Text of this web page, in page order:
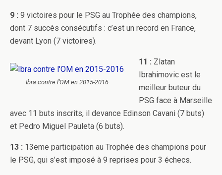
9 : 9 victoires pour le PSG au Trophée des champions,
dont 7 succès consécutifs : c’est un record en France,
devant Lyon (7 victoires).
Ibra contre l’OM en 2015-2016
11 : Zlatan
Ibrahimovic est le
meilleur buteur du
PSG face à Marseille
avec 11 buts inscrits, il devance Edinson Cavani (7 buts)
et Pedro Miguel Pauleta (6 buts).
13 : 13eme participation au Trophée des champions pour
le PSG, qui s’est imposé à 9 reprises pour 3 échecs.